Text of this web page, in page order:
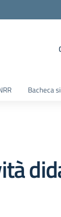
Bacheca